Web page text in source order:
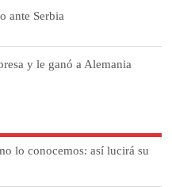
ante Serbia
y le ganó a Alemania
lo conocemos: así lucirá su